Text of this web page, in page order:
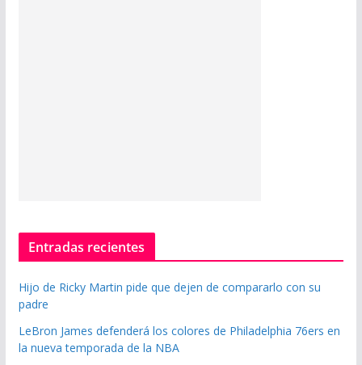
Entradas recientes
Hijo de Ricky Martin pide que dejen de compararlo con su
padre
LeBron James defenderá los colores de Philadelphia 76ers en
la nueva temporada de la NBA